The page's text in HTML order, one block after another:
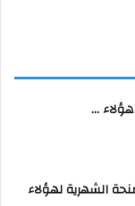
هؤلاء …
الشهرية لهؤلاء